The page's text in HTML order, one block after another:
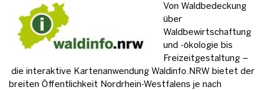
Von Waldbedeckung
über
Waldbewirtschaftung
und -ökologie bis
Freizeitgestaltung ­–
die interaktive Kartenanwendung Waldinfo.NRW bietet der
breiten Öffentlichkeit Nordrhein-Westfalens je nach